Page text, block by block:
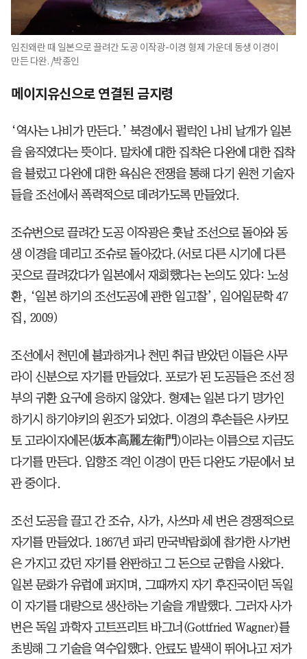
임진왜란 때 일본으로 끌려간 도공 이작광-이경 형제 가운데 동생 이경이
만든 다완. /박종인
메이지유신으로 연결된 금지령
‘역사는 나비가 만든다.’ 북경에서 펄럭인 나비 날개가 일본
을 움직였다는 뜻이다. 말차에 대한 집착은 다완에 대한 집착
을 불렀고 다완에 대한 욕심은 전쟁을 통해 다기 원천 기술자
들을 조선에서 폭력적으로 데려가도록 만들었다.
조슈번으로 끌려간 도공 이작광은 훗날 조선으로 돌아와 동
생 이경을 데리고 조슈로 돌아갔다.(서로 다른 시기에 다른
곳으로 끌려갔다가 일본에서 재회했다는 논의도 있다: 노성
환, ‘일본 하기의 조선도공에 관한 일고찰’, 일어일문학 47
집, 2009)
조선에서 천민에 불과하거나 천민 취급 받았던 이들은 사무
라이 신분으로 자기를 만들었다. 포로가 된 도공들은 조선 정
부의 귀환 요구에 응하지 않았다. 형제는 일본 다기 명가인
하기시 하기야키의 원조가 되었다. 이경의 후손들은 사카모
토 고라이자에몬(坂本高麗左衛門)이라는 이름으로 지금도
다기를 만든다. 입향조 격인 이경이 만든 다완도 가문에서 보
관 중이다.
조선 도공을 끌고 간 조슈, 사가, 사쓰마 세 번은 경쟁적으로
자기를 만들었다. 1867년 파리 만국박람회에 참가한 사가번
은 가지고 갔던 자기를 완판하고 그 돈으로 군함을 사왔다.
일본 문화가 유럽에 퍼지며, 그때까지 자기 후진국이던 독일
이 자기를 대량으로 생산하는 기술을 개발했다. 그러자 사가
번은 독일 과학자 고트프리트 바그너(Gottfried Wagner)를
초빙해 그 기술을 역수입했다. 안료도 발색이 뛰어나고 저가